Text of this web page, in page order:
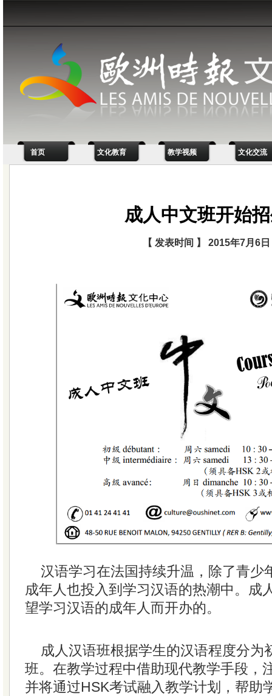
首页 文化教育 教学视频 文化交流
成人中文班开始
【 发表时间 】 2015年7月6日
汉语学习在法国持续升温，除了青少
成年人也投入到学习汉语的热潮中。成
望学习汉语的成年人而开办的。
成人汉语班根据学生的汉语程度分为
班。在教学过程中借助现代教学手段，
并将通过HSK考试融入教学计划，帮助